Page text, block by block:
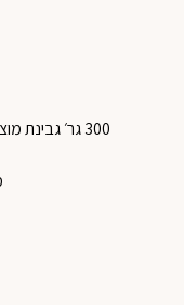
300 גר׳ גבינת מוצרלה מגורדת או כל גבינה צהובה אחרת